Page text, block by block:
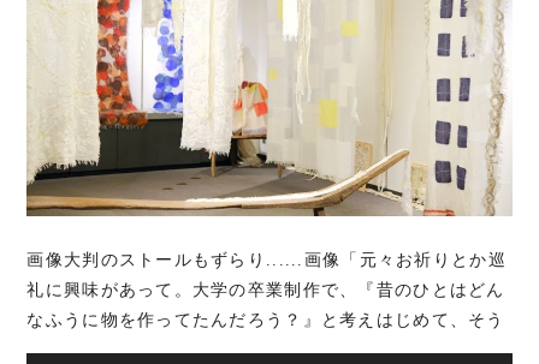
画像大判のストールもずらり......画像「元々お祈りとか巡
礼に興味があって。大学の卒業制作で、『昔のひとはどん
なふうに物を作ってたんだろう？』と考えはじめて、そう
いう祈りみたいなものに行き着いたんだよ...